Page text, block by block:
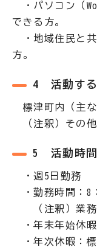
・パソコン（
できる方。
・地域住民と共
方。
4 活動する
標津町内（主な
（注釈）その他
5 活動時間
・週5日勤務
・勤務時間：8
（注釈）業務
・年末年始休暇
・年次休暇：標